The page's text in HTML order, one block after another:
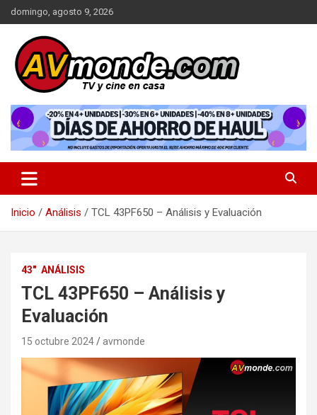
Saltar
al
contenido
domingo, agosto 9, 2026
AVMonde.com | Descubre las
Últimas Pruebas en Televisores
y Cine en Casa
Inicio Análisis TCL 43PF650 – Análisis y Evaluación
43" ANÁLISIS
TCL 43PF650 – Análisis y
Evaluación
15 octubre 2024 avmonde